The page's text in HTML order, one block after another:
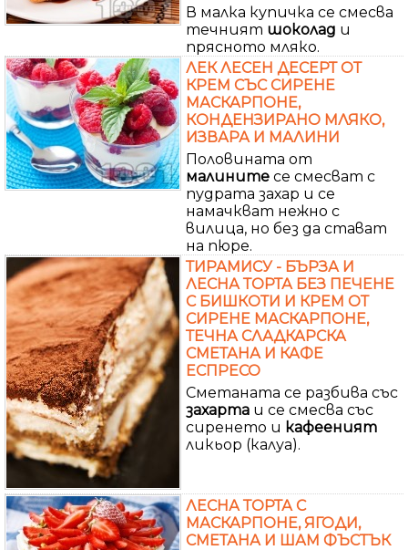
В малка купичка се смесва
течният шоколад и
прясното мляко.
ЛЕК ЛЕСЕН ДЕСЕРТ ОТ
КРЕМ СЪС СИРЕНЕ
МАСКАРПОНЕ,
КОНДЕНЗИРАНО МЛЯКО,
ИЗВАРА И МАЛИНИ
Половината от
малините се смесват с
пудрата захар и се
намачкват нежно с
вилица, но без да стават
на пюре.
ТИРАМИСУ - БЪРЗА И
ЛЕСНА ТОРТА БЕЗ ПЕЧЕНЕ
С БИШКОТИ И КРЕМ ОТ
СИРЕНЕ МАСКАРПОНЕ,
ТЕЧНА СЛАДКАРСКА
СМЕТАНА И КАФЕ
ЕСПРЕСО
Сметаната се разбива със
захарта и се смесва със
сиренето и кафееният
ликьор (калуа).
ЛЕСНА ТОРТА С
МАСКАРПОНЕ, ЯГОДИ,
СМЕТАНА И ШАМ ФЪСТЪК